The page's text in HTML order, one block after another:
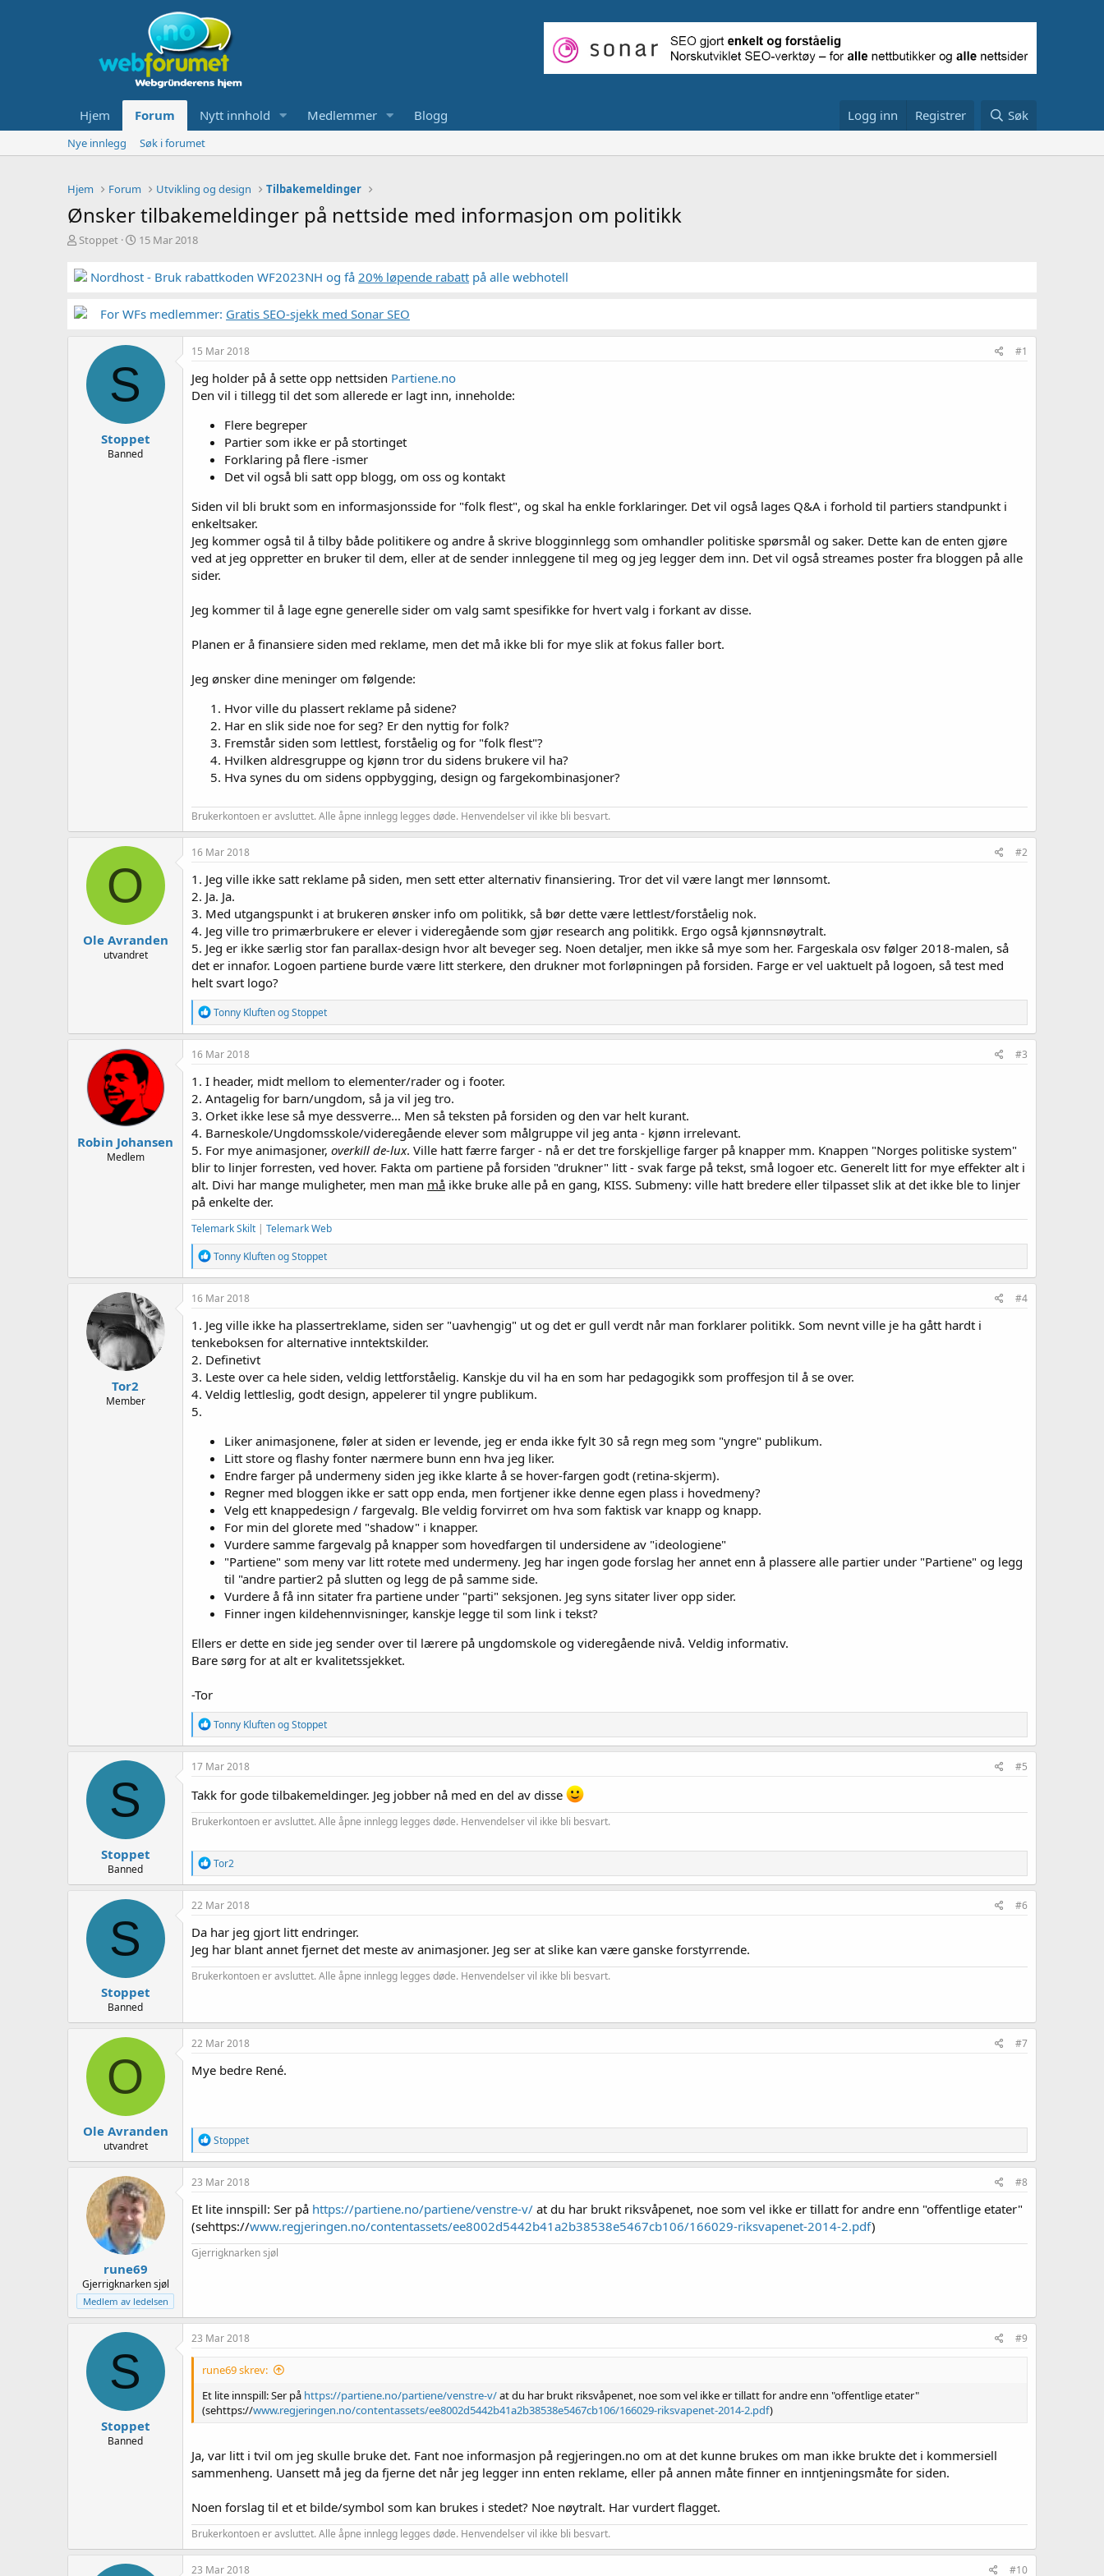
Hjem Forum Nytt innhold Medlemmer Blogg Logg inn Registrer Søk
Nye innlegg Søk i forumet
Hjem Forum Utvikling og design Tilbakemeldinger
Ønsker tilbakemeldinger på nettside med informasjon om politikk
T
å
d
t
Stoppet
S
r
d
15 Mar 2018
Nordhost - Bruk rabattkoden WF2023NH og få 20% løpende rabatt på alle webhotell
For WFs medlemmer: Gratis SEO-sjekk med Sonar SEO
S
Stoppet
Banned
15 Mar 2018 #1
Jeg holder på å sette opp nettsiden Partiene.no
Den vil i tillegg til det som allerede er lagt inn, inneholde:
Flere begreper
Partier som ikke er på stortinget
Forklaring på flere -ismer
Det vil også bli satt opp blogg, om oss og kontakt
Siden vil bli brukt som en informasjonsside for "folk flest", og skal ha enkle forklaringer. Det vil også lages Q&A i forhold til partiers standpunkt i
enkeltsaker.
Jeg kommer også til å tilby både politikere og andre å skrive blogginnlegg som omhandler politiske spørsmål og saker. Dette kan de enten gjøre
ved at jeg oppretter en bruker til dem, eller at de sender innleggene til meg og jeg legger dem inn. Det vil også streames poster fra bloggen på alle
sider.
Jeg kommer til å lage egne generelle sider om valg samt spesifikke for hvert valg i forkant av disse.
Planen er å finansiere siden med reklame, men det må ikke bli for mye slik at fokus faller bort.
Jeg ønsker dine meninger om følgende:
Hvor ville du plassert reklame på sidene?
Har en slik side noe for seg? Er den nyttig for folk?
Fremstår siden som lettlest, forståelig og for "folk flest"?
Hvilken aldresgruppe og kjønn tror du sidens brukere vil ha?
Hva synes du om sidens oppbygging, design og fargekombinasjoner?
Brukerkontoen er avsluttet. Alle åpne innlegg legges døde. Henvendelser vil ikke bli besvart.
O
Ole Avranden
utvandret
16 Mar 2018 #2
1. Jeg ville ikke satt reklame på siden, men sett etter alternativ finansiering. Tror det vil være langt mer lønnsomt.
2. Ja. Ja.
3. Med utgangspunkt i at brukeren ønsker info om politikk, så bør dette være lettlest/forståelig nok.
4. Jeg ville tro primærbrukere er elever i videregående som gjør research ang politikk. Ergo også kjønnsnøytralt.
5. Jeg er ikke særlig stor fan parallax-design hvor alt beveger seg. Noen detaljer, men ikke så mye som her. Fargeskala osv følger 2018-malen, så
det er innafor. Logoen partiene burde være litt sterkere, den drukner mot forløpningen på forsiden. Farge er vel uaktuelt på logoen, så test med
helt svart logo?
R
e
a
k
j
o
n
e
r
:
Tonny KluftenogStoppet
Robin Johansen
Medlem
16 Mar 2018 #3
1. I header, midt mellom to elementer/rader og i footer.
2. Antagelig for barn/ungdom, så ja vil jeg tro.
3. Orket ikke lese så mye dessverre... Men så teksten på forsiden og den var helt kurant.
4. Barneskole/Ungdomsskole/videregående elever som målgruppe vil jeg anta - kjønn irrelevant.
5. For mye animasjoner, overkill de-lux. Ville hatt færre farger - nå er det tre forskjellige farger på knapper mm. Knappen "Norges politiske system"
blir to linjer forresten, ved hover. Fakta om partiene på forsiden "drukner" litt - svak farge på tekst, små logoer etc. Generelt litt for mye effekter alt i
alt. Divi har mange muligheter, men man må ikke bruke alle på en gang, KISS. Submeny: ville hatt bredere eller tilpasset slik at det ikke ble to linjer
på enkelte der.
Telemark Skilt | Telemark Web
R
e
a
k
j
o
n
e
r
:
Tonny KluftenogStoppet
Tor2
Member
16 Mar 2018 #4
1. Jeg ville ikke ha plassertreklame, siden ser "uavhengig" ut og det er gull verdt når man forklarer politikk. Som nevnt ville je ha gått hardt i
tenkeboksen for alternative inntektskilder.
2. Definetivt
3. Leste over ca hele siden, veldig lettforståelig. Kanskje du vil ha en som har pedagogikk som proffesjon til å se over.
4. Veldig lettleslig, godt design, appelerer til yngre publikum.
5.
Liker animasjonene, føler at siden er levende, jeg er enda ikke fylt 30 så regn meg som "yngre" publikum.
Litt store og flashy fonter nærmere bunn enn hva jeg liker.
Endre farger på undermeny siden jeg ikke klarte å se hover-fargen godt (retina-skjerm).
Regner med bloggen ikke er satt opp enda, men fortjener ikke denne egen plass i hovedmeny?
Velg ett knappedesign / fargevalg. Ble veldig forvirret om hva som faktisk var knapp og knapp.
For min del glorete med "shadow" i knapper.
Vurdere samme fargevalg på knapper som hovedfargen til undersidene av "ideologiene"
"Partiene" som meny var litt rotete med undermeny. Jeg har ingen gode forslag her annet enn å plassere alle partier under "Partiene" og legg
til "andre partier2 på slutten og legg de på samme side.
Vurdere å få inn sitater fra partiene under "parti" seksjonen. Jeg syns sitater liver opp sider.
Finner ingen kildehennvisninger, kanskje legge til som link i tekst?
Ellers er dette en side jeg sender over til lærere på ungdomskole og videregående nivå. Veldig informativ.
Bare sørg for at alt er kvalitetssjekket.
-Tor
R
e
a
k
o
n
e
:
Tonny KluftenogStoppet
S
Stoppet
Banned
17 Mar 2018 #5
Takk for gode tilbakemeldinger. Jeg jobber nå med en del av disse
Brukerkontoen er avsluttet. Alle åpne innlegg legges døde. Henvendelser vil ikke bli besvart.
R
e
a
k
j
o
n
e
r
Tor2
S
Stoppet
Banned
22 Mar 2018 #6
Da har jeg gjort litt endringer.
Jeg har blant annet fjernet det meste av animasjoner. Jeg ser at slike kan være ganske forstyrrende.
Brukerkontoen er avsluttet. Alle åpne innlegg legges døde. Henvendelser vil ikke bli besvart.
O
Ole Avranden
utvandret
22 Mar 2018 #7
Mye bedre René.
R
e
a
k
j
o
n
e
r
Stoppet
rune69
Gjerrigknarken sjøl
Medlem av ledelsen
23 Mar 2018 #8
Et lite innspill: Ser på https://partiene.no/partiene/venstre-v/ at du har brukt riksvåpenet, noe som vel ikke er tillatt for andre enn "offentlige etater"
(sehttps://www.regjeringen.no/contentassets/ee8002d5442b41a2b38538e5467cb106/166029-riksvapenet-2014-2.pdf)
Gjerrigknarken sjøl
S
Stoppet
Banned
23 Mar 2018 #9
rune69 skrev:
Et lite innspill: Ser på https://partiene.no/partiene/venstre-v/at du har brukt riksvåpenet, noe som vel ikke er tillatt for andre enn "offentlige etater"
(sehttps://www.regjeringen.no/contentassets/ee8002d5442b41a2b38538e5467cb106/166029-riksvapenet-2014-2.pdf)
Ja, var litt i tvil om jeg skulle bruke det. Fant noe informasjon på regjeringen.no om at det kunne brukes om man ikke brukte det i kommersiell
sammenheng. Uansett må jeg da fjerne det når jeg legger inn enten reklame, eller på annen måte finner en inntjeningsmåte for siden.
Noen forslag til et et bilde/symbol som kan brukes i stedet? Noe nøytralt. Har vurdert flagget.
Brukerkontoen er avsluttet. Alle åpne innlegg legges døde. Henvendelser vil ikke bli besvart.
23 Mar 2018 #10